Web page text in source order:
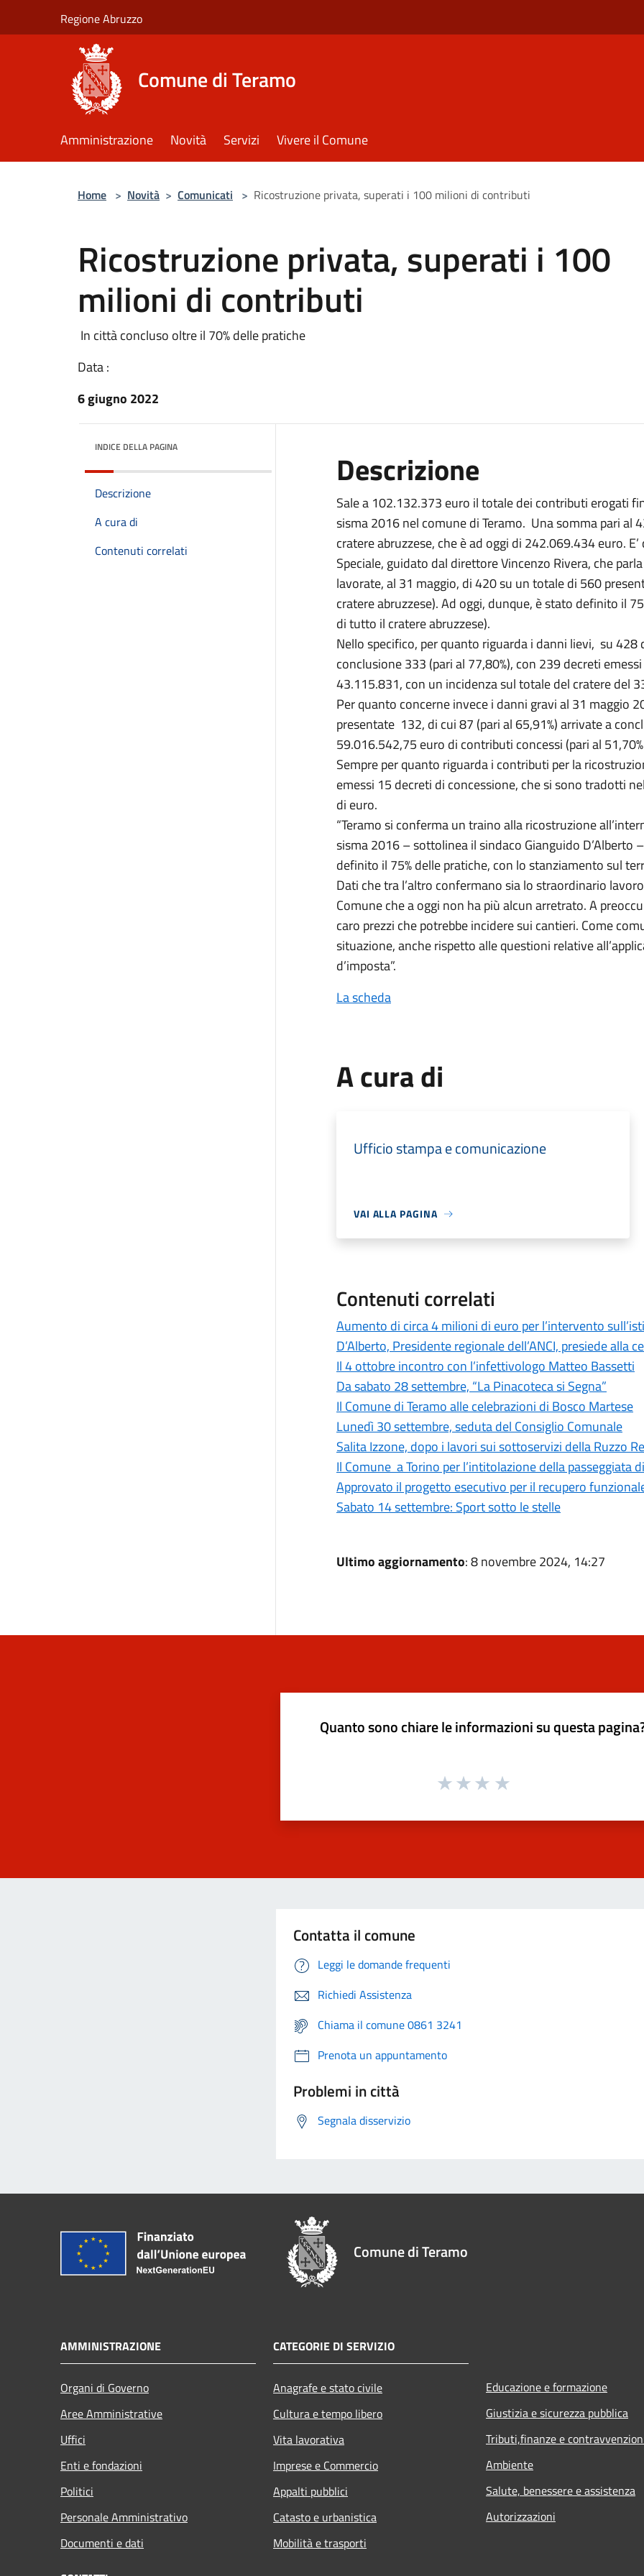
Regione Abruzzo
Comune di Teramo
Amministrazione Novità Servizi Vivere il Comune
Home > Novità > Comunicati > Ricostruzione privata, superati i 100 milioni di contributi
Ricostruzione privata, superati i 100
milioni di contributi
In città concluso oltre il 70% delle pratiche
Data :
6 giugno 2022
INDICE DELLA PAGINA
Descrizione
A cura di
Contenuti correlati
Descrizione
Sale a 102.132.373 euro il totale dei contributi erogati
sisma 2016 nel comune di Teramo. Una somma pari al
cratere abruzzese, che è ad oggi di 242.069.434 euro.
Speciale, guidato dal direttore Vincenzo Rivera, che
lavorate, al 31 maggio, di 420 su un totale di 560
cratere abruzzese). Ad oggi, dunque, è stato definito il
di tutto il cratere abruzzese).
Nello specifico, per quanto riguarda i danni lievi, su
conclusione 333 (pari al 77,80%), con 239 decreti
43.115.831, con un incidenza sul totale del cratere del
Per quanto concerne invece i danni gravi al 31 maggio
presentate 132, di cui 87 (pari al 65,91%) arrivate a
59.016.542,75 euro di contributi concessi (pari al
Sempre per quanto riguarda i contributi per la
emessi 15 decreti di concessione, che si sono tradotti
di euro.
“Teramo si conferma un traino alla ricostruzione
sisma 2016 – sottolinea il sindaco Gianguido
definito il 75% delle pratiche, con lo stanziamento sul
Dati che tra l’altro confermano sia lo straordinario
Comune che a oggi non ha più alcun arretrato. A
caro prezzi che potrebbe incidere sui cantieri. Come
situazione, anche rispetto alle questioni relative
d’imposta”.
La scheda
A cura di
Ufficio stampa e comunicazione
VAI ALLA PAGINA
Contenuti correlati
Aumento di circa 4 milioni di euro per l’intervento
D’Alberto, Presidente regionale dell’ANCI, presiede alla
Il 4 ottobre incontro con l’infettivologo Matteo Bassetti
Da sabato 28 settembre, “La Pinacoteca si Segna”
Il Comune di Teramo alle celebrazioni di Bosco Martese
Lunedì 30 settembre, seduta del Consiglio Comunale
Salita Izzone, dopo i lavori sui sottoservizi della Ruzzo
Il Comune a Torino per l’intitolazione della passeggiata
Approvato il progetto esecutivo per il recupero
Sabato 14 settembre: Sport sotto le stelle
Ultimo aggiornamento: 8 novembre 2024, 14:27
Quanto sono chiare le informazioni su questa
Contatta il comune
Leggi le domande frequenti
Richiedi Assistenza
Chiama il comune 0861 3241
Prenota un appuntamento
Problemi in città
Segnala disservizio
Comune di Teramo
AMMINISTRAZIONE
Organi di Governo
Aree Amministrative
Uffici
Enti e fondazioni
Politici
Personale Amministrativo
Documenti e dati
CATEGORIE DI SERVIZIO
Anagrafe e stato civile
Cultura e tempo libero
Vita lavorativa
Imprese e Commercio
Appalti pubblici
Catasto e urbanistica
Mobilità e trasporti
Educazione e formazione
Giustizia e sicurezza pubblica
Tributi,finanze e
Ambiente
Salute, benessere e assistenza
Autorizzazioni